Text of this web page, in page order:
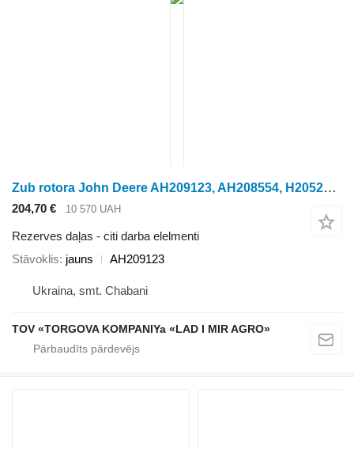
Zub rotora John Deere AH209123, AH208554, H205206, H173358,AH228817 paredzēts graudu kombaina
204,70 € 10 570 UAH
Rezerves daļas - citi darba elelmenti
Stāvoklis jauns AH209123
Ukraina, smt. Chabani
TOV «TORGOVA KOMPANIYa «LAD I MIR AGRO»